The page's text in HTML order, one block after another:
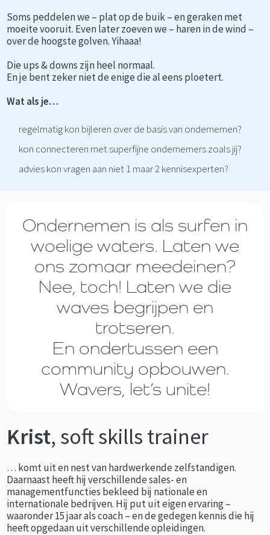
Soms peddelen we – plat op de buik – en geraken met
moeite vooruit. Even later zoeven we – haren in de wind –
over de hoogste golven. Yihaaa!
Die ups & downs zijn heel normaal.
En je bent zeker niet de enige die al eens ploetert.
Wat als je…
regelmatig kon bijleren over de basis van ondernemen?
kon connecteren met superfijne ondernemers zoals jij?
advies kon vragen aan niet 1 maar 2 kennisexperten?
Ondernemen is als surfen in
woelige waters. Laten we
ons zomaar meedeinen?
Nee, toch! Laten we die
waves begrijpen en
trotseren.
En ondertussen een
community opbouwen.
Wavers, let’s unite!
Krist, soft skills trainer
… komt uit en nest van hardwerkende zelfstandigen.
Daarnaast heeft hij verschillende sales- en
managementfuncties bekleed bij nationale en
internationale bedrijven. Hij put uit eigen ervaring –
waaronder 15 jaar als coach – en de gedegen kennis die hij
heeft opgedaan uit verschillende opleidingen.